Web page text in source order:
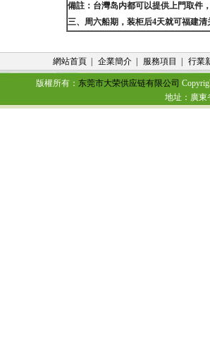
備註：台灣岛内都可以提供上門取件
三、周六船期，装柜后4天就可福建
網站首頁 企業簡介 服務項目 行業
版權所有： 东莞市大荣供应链有限公司
地址：廣東